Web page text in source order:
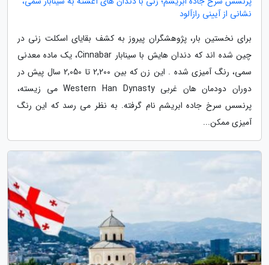
نشانی از آیینی رازآلود
برای نخستین بار، پژوهشگران پیروز به کشف بقایای اسکلت زنی در
چین شده اند که دندان هایش با سینابار Cinnabar، یک ماده معدنی
سمی، رنگ آمیزی شده . این زن که بین 2,200 تا 2,050 سال پیش در
دوران دودمان هان غربی Western Han Dynasty می زیسته،
پرنسس سرخ جاده ابریشم نام گرفته. به نظر می رسد که این رنگ
آمیزی ممکن...